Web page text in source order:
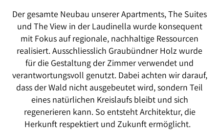
Der gesamte Neubau unserer Apartments, The Suites
und The View in der Laudinella wurde konsequent
mit Fokus auf regionale, nachhaltige Ressourcen
realisiert. Ausschliesslich Graubündner Holz wurde
für die Gestaltung der Zimmer verwendet und
verantwortungsvoll genutzt. Dabei achten wir darauf,
dass der Wald nicht ausgebeutet wird, sondern Teil
eines natürlichen Kreislaufs bleibt und sich
regenerieren kann. So entsteht Architektur, die
Herkunft respektiert und Zukunft ermöglicht.